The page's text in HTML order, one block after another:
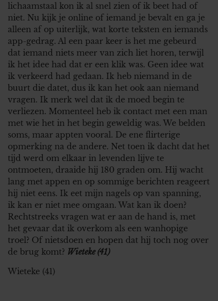
lichaamstaal kon ik al snel zien of ik beet had of
niet. Nu kijk je online of iemand je bevalt en ga je
alleen af op uiterlijk, wat korte teksten en iemands
app-gedrag. Al een paar keer is het me gebeurd
dat iemand niets meer van zich liet horen, terwijl
ik het idee had dat er een klik was. Geen idee wat
ik verkeerd had gedaan. Ik heb niemand in de
buurt die datet, dus ik kan het ook aan niemand
vragen. Ik merk wel dat ik de moed begin te
verliezen. Momenteel heb ik contact met een man
met wie het in het begin geweldig was. We belden
soms, maar appten vooral. De ene flirterige
opmerking na de andere. Net toen ik dacht dat het
tijd werd om elkaar in levenden lijve te
ontmoeten, draaide hij 180 graden om. Hij wacht
lang met appen en op sommige berichten reageert
hij niet eens. Ik eet mijn nagels op van spanning,
ik kan er niet mee omgaan. Wat kan ik doen?
Rechtstreeks vragen wat er aan de hand is, met
het gevaar dat ik overkom als een wanhopige
troel? Of nietsdoen en hopen dat hij toch nog over
de brug komt? Wieteke (41)
Wieteke (41)